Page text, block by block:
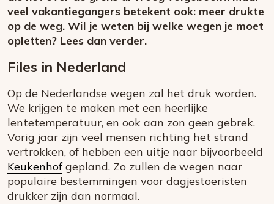
veel vakantiegangers betekent ook: meer drukte
op de weg. Wil je weten bij welke wegen je moet
opletten? Lees dan verder.
Files in Nederland
Op de Nederlandse wegen zal het druk worden.
We krijgen te maken met een heerlijke
lentetemperatuur, en ook aan zon geen gebrek.
Vorig jaar zijn veel mensen richting het strand
vertrokken, of hebben een uitje naar bijvoorbeeld
Keukenhofgepland. Zo zullen de wegen naar
populaire bestemmingen voor dagjestoeristen
drukker zijn dan normaal.